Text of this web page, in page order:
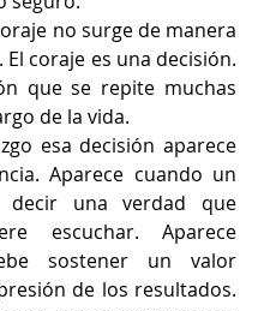
no surge de manera
coraje es una decisión.
que se repite muchas
de la vida.
esa decisión aparece
Aparece cuando un
decir una verdad que
escuchar. Aparece
sostener un valor
de los resultados.